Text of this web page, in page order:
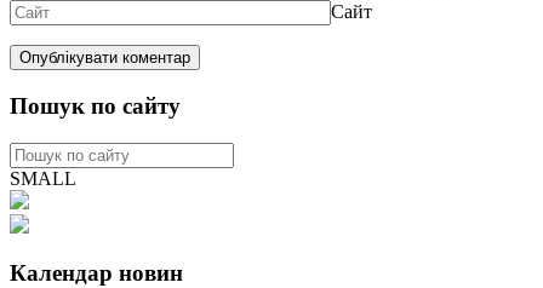
Сайт
Пошук по сайту
SMALL
Календар новин